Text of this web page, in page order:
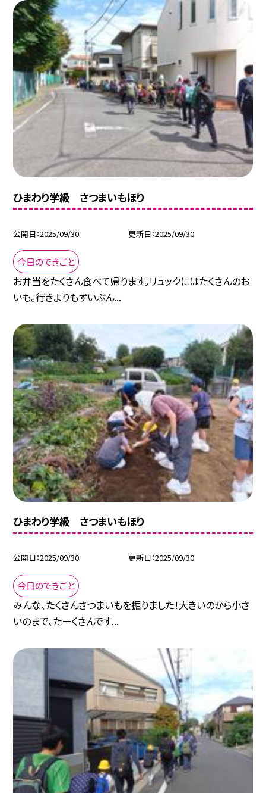
ひまわり学級 さつまいもほり
公開日 2025/09/30 更新日 2025/09/30
今日のできごと
お弁当をたくさん食べて帰ります。リュックにはたくさんのお
いも。行きよりもずいぶん...
ひまわり学級 さつまいもほり
公開日 2025/09/30 更新日 2025/09/30
今日のできごと
みんな、たくさんさつまいもを掘りました！大きいのから小さ
いのまで、たーくさんです...